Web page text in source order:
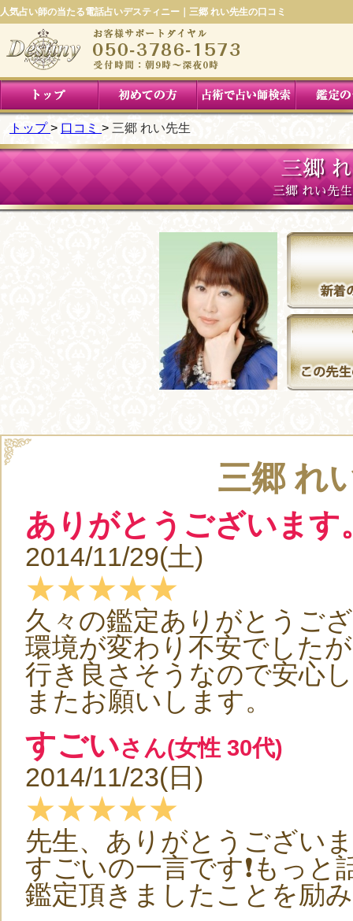
人気占い師の当たる電話占いデスティニー｜三郷 れい先生の口コミ
トップ 口コミ 三郷 れい先生
三郷
三郷 れい先
三郷 れ
ありがとうございます
2014/11/29(土)
★★★★★
久々の鑑定ありがとうご
環境が変わり不安でした
行き良さそうなので安心
またお願いします。
すごいさん(女性 30代)
2014/11/23(日)
★★★★★
先生、ありがとうござい
すごいの一言です❗️もっと
鑑定頂きましたことを励